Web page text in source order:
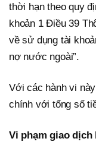
thời hạn theo quy
khoản 1 Điều 39
về sử dụng tài
nợ nước ngoài”.
Với các hành vi
chính với tổng số
Vi phạm giao dịch